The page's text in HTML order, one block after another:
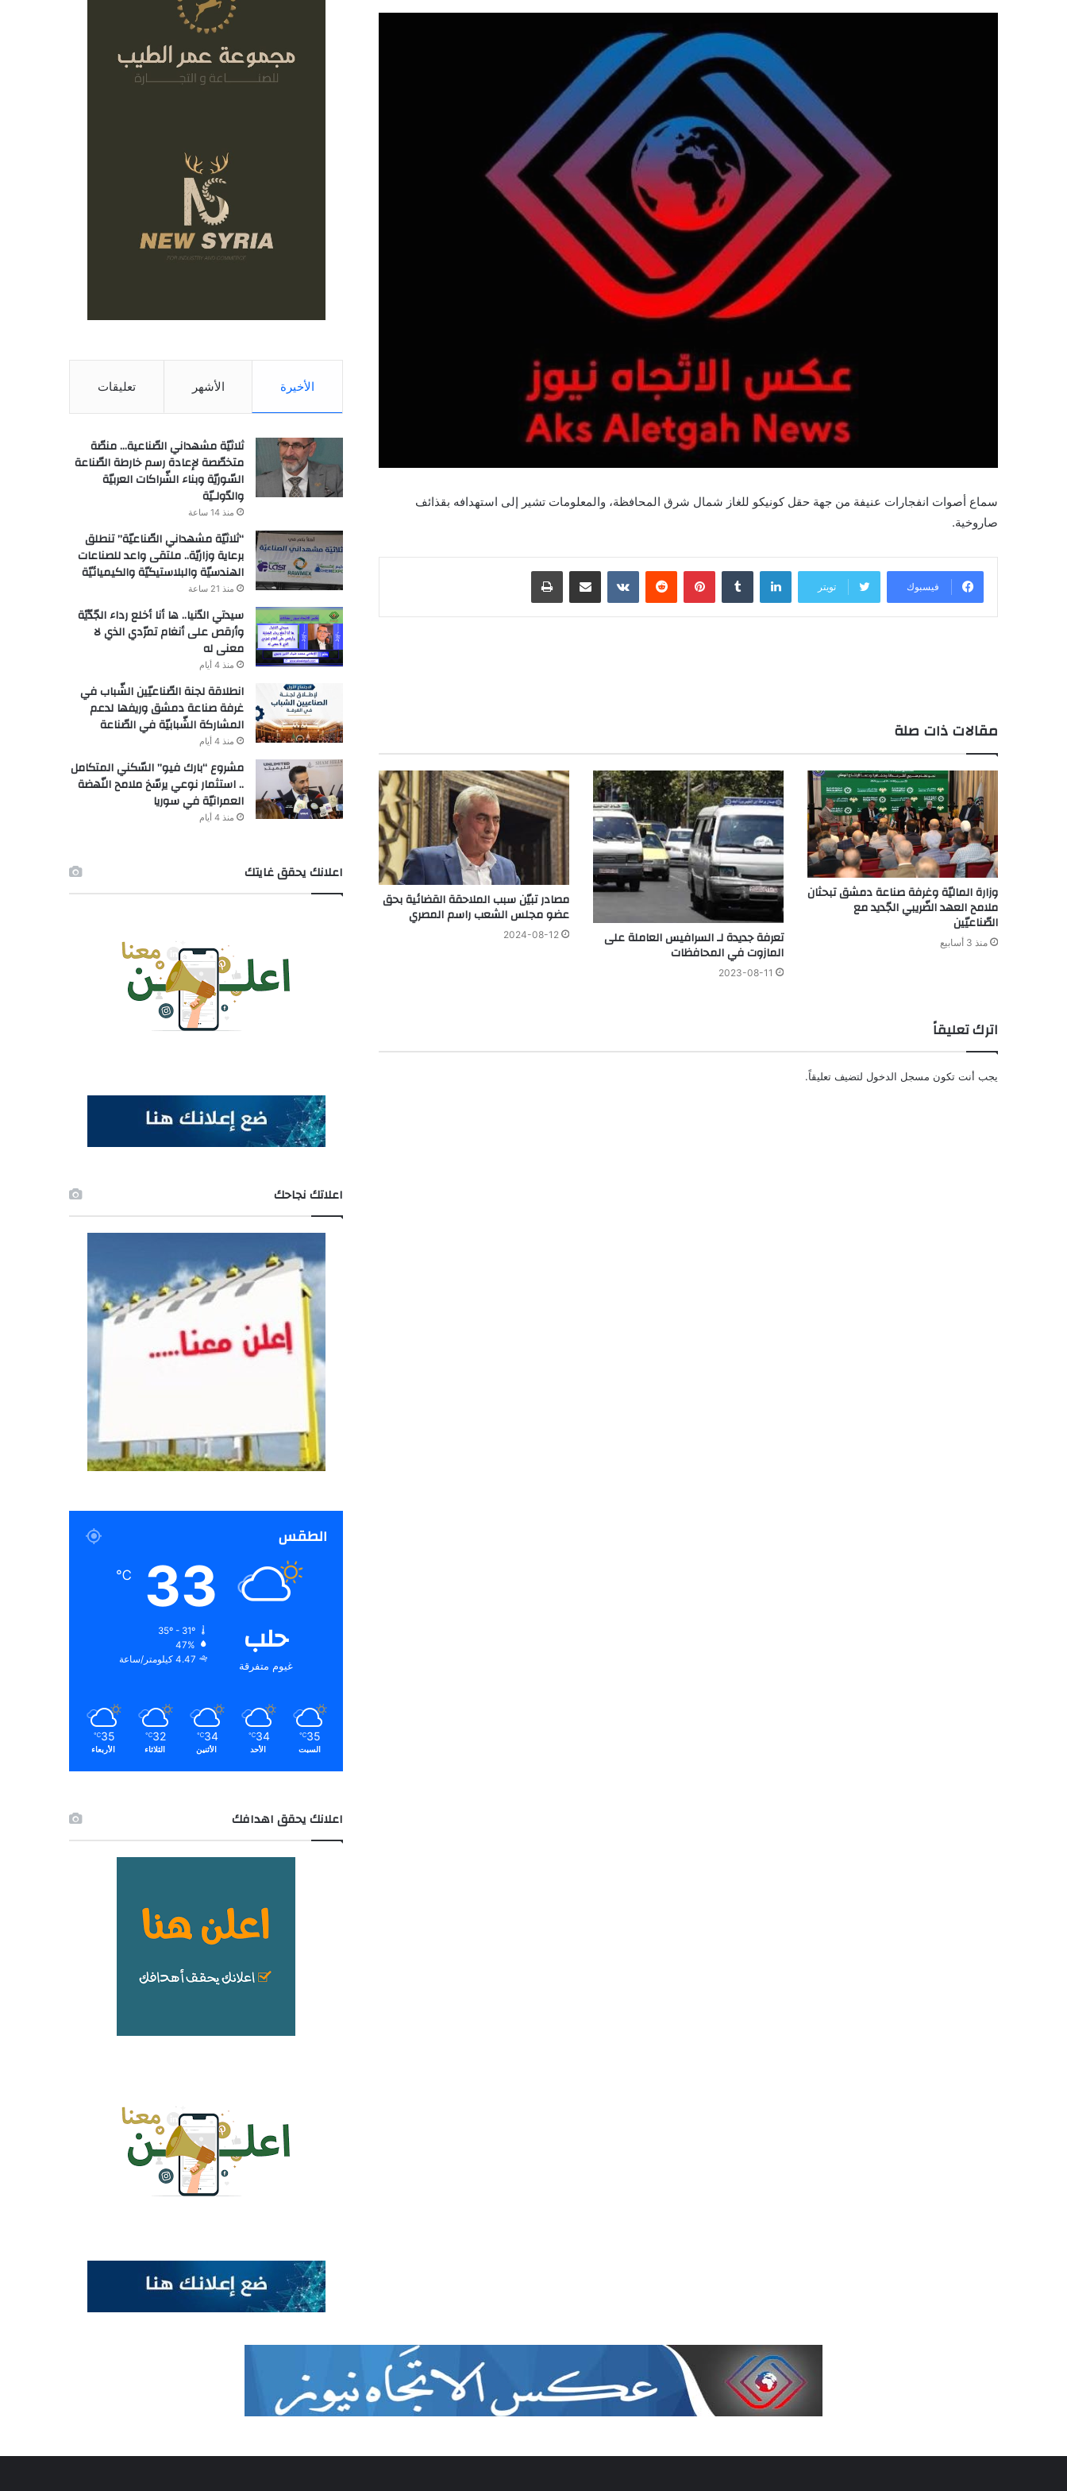
سماع أصوات انفجارات عنيفة من جهة حقل كونيكو للغاز شمال شرق المحافظة، والمعلومات تشير إلى استهدافه بقذائف
صاروخية.
فيسبوك تويتر
لينكدإن بينتيريست مشاركة عبر البريد طباعة
مقالات ذات صلة
وزارة الماليّة وغرفة صناعة دمشق تبحثان
ملامح العهد الضّريبي الجّديد مع
الصّناعيّين
منذ 3 أسابيع تعرفة جديدة لـ السرافيس العاملة على
المازوت في المحافظات
2023-08-11
مصادر تبيّن سبب الملاحقة القضائية بحق
عضو مجلس الشعب راسم المصري
2024-08-12
اترك تعليقاً
يجب أنت تكون مسجل الدخول لتضيف تعليقاً.
الأخيرة الأشهر تعليقات
ثلاثيّة مشهداني الصّناعية… منصّة
متخصّصة لإعادة رسم خارطة الصّناعة
السّوريّة وبناء الشّراكات العربيّة
والدّولـيّة
منذ 14 ساعة
“ثلاثيّة مشهداني الصّناعيّة” تنطلق
برعاية وزاريّة.. ملتقى واعد للصناعات
الهندسيّة والبلاستيكيّة والكيميائيّة
منذ 21 ساعة
سيدتي الدّنيا.. ها أنا أخلع رداء الجّدّيّة
وأرقص على أنغام تمرّدي الذي لا
معنى له
منذ 4 أيام
انطلاقة لجنة الصّناعيّين الشّباب في
غرفة صناعة دمشق وريفها لدعم
المشاركة الشّبابيّة في الصّناعة
منذ 4 أيام
مشروع “بارك فيو” السّكني المتكامل
.. استثمار نوعي يرسّخ ملامح النّهضة
العمرانيّة في سوريا
منذ 4 أيام
اعلانك يحقق غايتك
اعلاتك نجاحك
الطقس
حلب
غيوم متفرقة
33
℃
35º - 31º
47%
4.47 كيلومتر/ساعة
35
℃
السبت
34
℃
الأحد
34
℃
الأثنين
32
℃
الثلاثاء
35
℃
الأربعاء
اعلانك يحقق اهدافك